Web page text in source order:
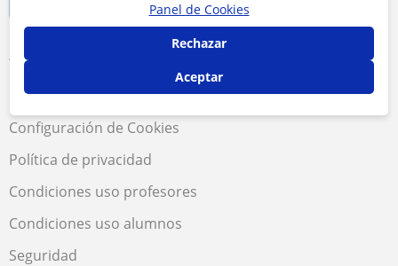
Términos y condiciones
Política de cookies
Configuración de Cookies
Política de privacidad
Condiciones uso profesores
Condiciones uso alumnos
Seguridad
Panel de Cookies
Rechazar
Aceptar